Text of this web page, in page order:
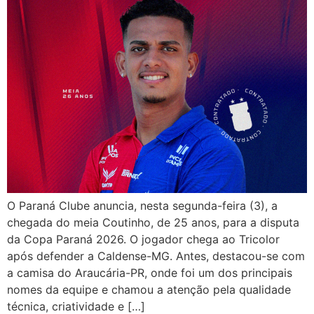
O Paraná Clube anuncia, nesta segunda-feira (3), a
chegada do meia Coutinho, de 25 anos, para a disputa
da Copa Paraná 2026. O jogador chega ao Tricolor
após defender a Caldense-MG. Antes, destacou-se com
a camisa do Araucária-PR, onde foi um dos principais
nomes da equipe e chamou a atenção pela qualidade
técnica, criatividade e […]